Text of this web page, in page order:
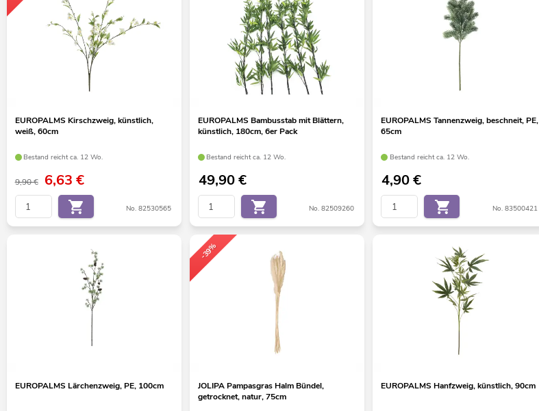
EUROPALMS Kirschzweig, künstlich,
weiß, 60cm
Bestand reicht ca. 12 Wo.
9,90 € 6,63 €
No. 82530565
EUROPALMS Bambusstab mit Blättern,
künstlich, 180cm, 6er Pack
Bestand reicht ca. 12 Wo.
49,90€
No. 82509260
EUROPALMS Tannenzweig, beschneit, PE,
65cm
Bestand reicht ca. 12 Wo.
4,90€
No. 83500421
EUROPALMS Lärchenzweig, PE, 100cm
-39%
JOLIPA Pampasgras Halm Bündel,
getrocknet, natur, 75cm
EUROPALMS Hanfzweig, künstlich, 90cm